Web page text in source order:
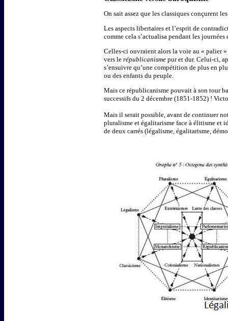
On sait assez que les classiques conçurent
Les aspects libertaires et l’esprit de
comme cela s’actualisa pendant les
Celles-ci ouvraient alors la voie au « palier
vers le républicanisme pur et dur. Celui-ci,
s’ensuivre qu’une compétition de plus en
ou des enfants du peuple.
Mais ce républicanisme pouvait à son tour
successifs du 2 décembre (1851-1852) !
Mais il serait possible, avant de continuer
pluralisme et égalitarisme face à élitisme et
de deux carrés (légalisme, égalitarisme,